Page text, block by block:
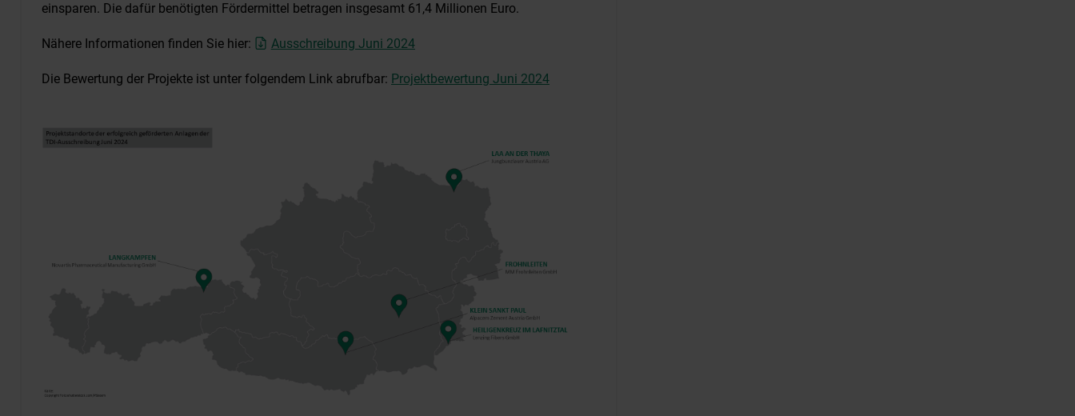
einsparen. Die dafür benötigten Fördermittel betragen insgesamt 61,4 Millionen Euro.
Nähere Informationen finden Sie hier: Ausschreibung Juni 2024
Die Bewertung der Projekte ist unter folgendem Link abrufbar: Projektbewertung Juni 2024